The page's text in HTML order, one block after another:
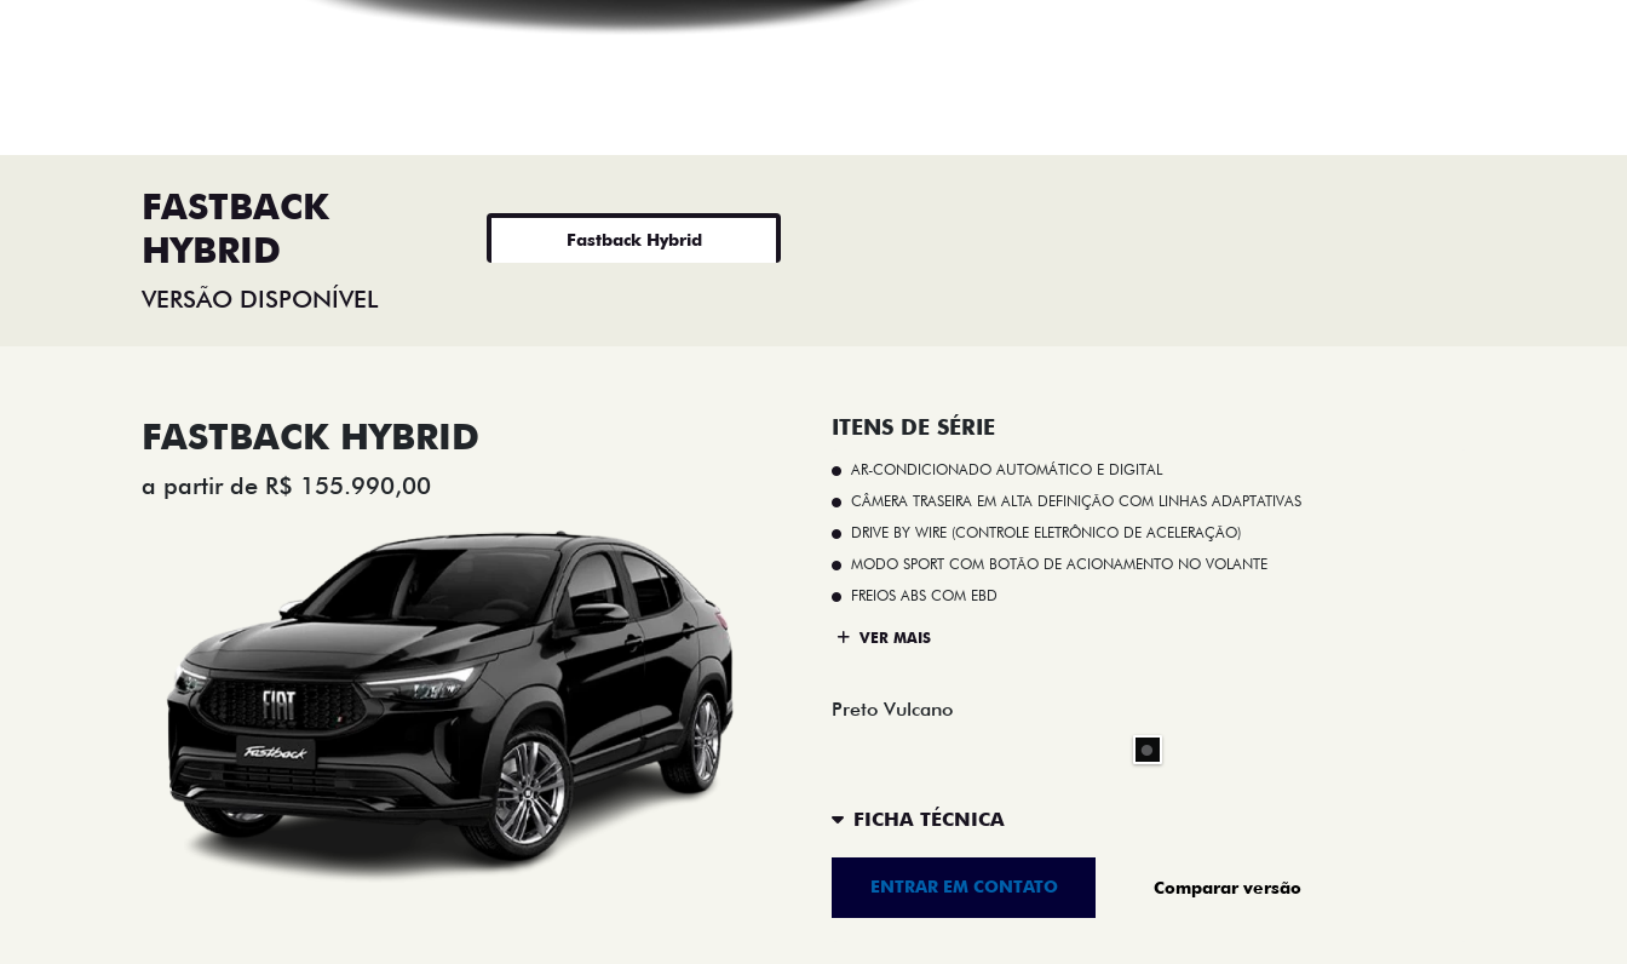
FASTBACK
HYBRID
VERSÃO DISPONÍVEL
Fastback Hybrid
FASTBACK HYBRID
a partir de R$ 155.990,00
ITENS DE SÉRIE
AR-CONDICIONADO AUTOMÁTICO E DIGITAL
CÂMERA TRASEIRA EM ALTA DEFINIÇÃO COM LINHAS ADAPTATIVAS
DRIVE BY WIRE (CONTROLE ELETRÔNICO DE ACELERAÇÃO)
MODO SPORT COM BOTÃO DE ACIONAMENTO NO VOLANTE
FREIOS ABS COM EBD
VER MAIS
Preto Vulcano
FICHA TÉCNICA
ENTRAR EM CONTATO Comparar versão